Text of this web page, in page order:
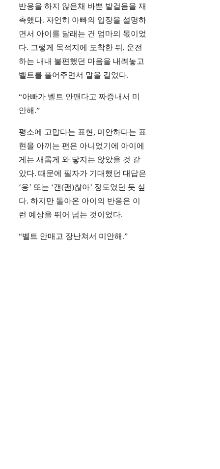
반응을 하지 않은채 바쁜 발걸음을 재
촉했다. 자연히 아빠의 입장을 설명하
면서 아이를 달래는 건 엄마의 몫이었
다. 그렇게 목적지에 도착한 뒤, 운전
하는 내내 불편했던 마음을 내려놓고
벨트를 풀어주면서 말을 걸었다.
“아빠가 벨트 안맨다고 짜증내서 미
안해.”
평소에 고맙다는 표현, 미안하다는 표
현을 아끼는 편은 아니었기에 아이에
게는 새롭게 와 닿지는 않았을 것 같
았다. 때문에 필자가 기대했던 대답은
‘응’ 또는 ‘갠(괜)찮아’ 정도였던 듯 싶
다. 하지만 돌아온 아이의 반응은 이
런 예상을 뛰어 넘는 것이었다.
“벨트 안매고 장난쳐서 미안해.”